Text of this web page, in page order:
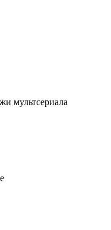
мультсериала